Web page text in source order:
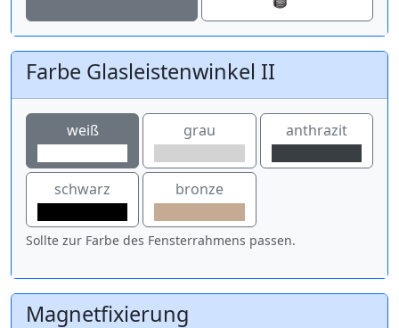
Farbe Glasleistenwinkel II
weiß grau anthrazit
schwarz bronze
Sollte zur Farbe des Fensterrahmens passen.
Magnetfixierung